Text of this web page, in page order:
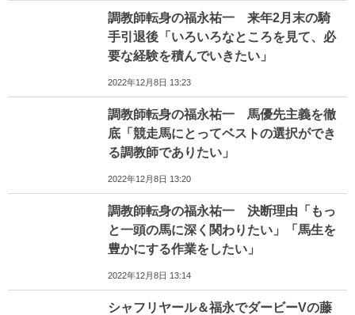
調教師転身の福永祐一 来年2月末の騎
手引退後「いろいろなところを見て、必
要な経験を積んでいきたい」
2022年12月8日 13:23
調教師転身の福永祐一 馬優先主義を徹
底「競走馬にとってベストの選択ができ
る調教師でありたい」
2022年12月8日 13:20
調教師転身の福永祐一 決断理由「もっ
と一頭の馬に深く関わりたい」「馬生を
豊かにする作業をしたい」
2022年12月8日 13:14
シャフリヤール＆福永でダービーVの藤